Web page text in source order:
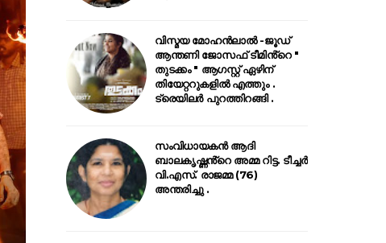
വിസ്മയ മോഹൻലാൽ -ജൂഡ്
ആന്തണി ജോസഫ് ടീമിൻ്റെ "
തുടക്കം " ആഗസ്റ്റ് ഏഴിന്
തിയേറ്ററുകളിൽ എത്തും .
ട്രെയിലർ പുറത്തിറങ്ങി .
സംവിധായകൻ ആദി
ബാലകൃഷ്ണൻ്റെ അമ്മ റിട്ട. ടീച്ചർ
വി.എസ്. രാജമ്മ (76)
അന്തരിച്ചു .